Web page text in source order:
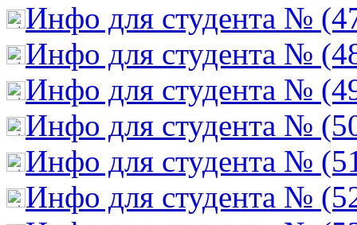
Инфо для студента №
Инфо для студента №
Инфо для студента №
Инфо для студента №
Инфо для студента №
Инфо для студента №